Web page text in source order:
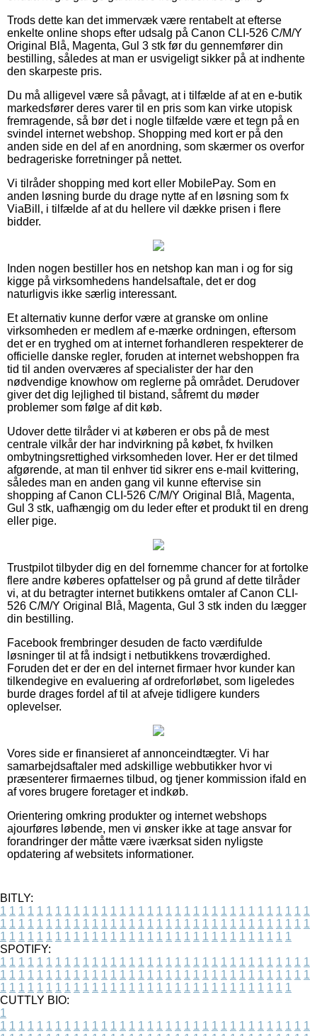
Trods dette kan det immervæk være rentabelt at efterse
enkelte online shops efter udsalg på Canon CLI-526 C/M/Y
Original Blå, Magenta, Gul 3 stk før du gennemfører din
bestilling, således at man er usvigeligt sikker på at indhente
den skarpeste pris.
Du må alligevel være så påvagt, at i tilfælde af at en e-butik
markedsfører deres varer til en pris som kan virke utopisk
fremragende, så bør det i nogle tilfælde være et tegn på en
svindel internet webshop. Shopping med kort er på den
anden side en del af en anordning, som skærmer os overfor
bedrageriske forretninger på nettet.
Vi tilråder shopping med kort eller MobilePay. Som en
anden løsning burde du drage nytte af en løsning som fx
ViaBill, i tilfælde af at du hellere vil dække prisen i flere
bidder.
Inden nogen bestiller hos en netshop kan man i og for sig
kigge på virksomhedens handelsaftale, det er dog
naturligvis ikke særlig interessant.
Et alternativ kunne derfor være at granske om online
virksomheden er medlem af e-mærke ordningen, eftersom
det er en tryghed om at internet forhandleren respekterer de
officielle danske regler, foruden at internet webshoppen fra
tid til anden overværes af specialister der har den
nødvendige knowhow om reglerne på området. Derudover
giver det dig lejlighed til bistand, såfremt du møder
problemer som følge af dit køb.
Udover dette tilråder vi at køberen er obs på de mest
centrale vilkår der har indvirkning på købet, fx hvilken
ombytningsrettighed virksomheden lover. Her er det tilmed
afgørende, at man til enhver tid sikrer ens e-mail kvittering,
således man en anden gang vil kunne eftervise sin
shopping af Canon CLI-526 C/M/Y Original Blå, Magenta,
Gul 3 stk, uafhængig om du leder efter et produkt til en dreng
eller pige.
Trustpilot tilbyder dig en del fornemme chancer for at fortolke
flere andre køberes opfattelser og på grund af dette tilråder
vi, at du betragter internet butikkens omtaler af Canon CLI-
526 C/M/Y Original Blå, Magenta, Gul 3 stk inden du lægger
din bestilling.
Facebook frembringer desuden de facto værdifulde
løsninger til at få indsigt i netbutikkens troværdighed.
Foruden det er der en del internet firmaer hvor kunder kan
tilkendegive en evaluering af ordreforløbet, som ligeledes
burde drages fordel af til at afveje tidligere kunders
oplevelser.
Vores side er finansieret af annonceindtægter. Vi har
samarbejdsaftaler med adskillige webbutikker hvor vi
præsenterer firmaernes tilbud, og tjener kommission ifald en
af vores brugere foretager et indkøb.
Orientering omkring produkter og internet webshops
ajourføres løbende, men vi ønsker ikke at tage ansvar for
forandringer der måtte være iværksat siden nyligste
opdatering af websitets informationer.
BITLY:
1 1 1 1 1 1 1 1 1 1 1 1 1 1 1 1 1 1 1 1 1 1 1 1 1 1 1 1 1 1 1 1 1 1
1 1 1 1 1 1 1 1 1 1 1 1 1 1 1 1 1 1 1 1 1 1 1 1 1 1 1 1 1 1 1 1 1 1
1 1 1 1 1 1 1 1 1 1 1 1 1 1 1 1 1 1 1 1 1 1 1 1 1 1 1 1 1 1 1 1
SPOTIFY:
1 1 1 1 1 1 1 1 1 1 1 1 1 1 1 1 1 1 1 1 1 1 1 1 1 1 1 1 1 1 1 1 1 1
1 1 1 1 1 1 1 1 1 1 1 1 1 1 1 1 1 1 1 1 1 1 1 1 1 1 1 1 1 1 1 1 1 1
1 1 1 1 1 1 1 1 1 1 1 1 1 1 1 1 1 1 1 1 1 1 1 1 1 1 1 1 1 1 1 1
CUTTLY BIO:
1
1 1 1 1 1 1 1 1 1 1 1 1 1 1 1 1 1 1 1 1 1 1 1 1 1 1 1 1 1 1 1 1 1 1